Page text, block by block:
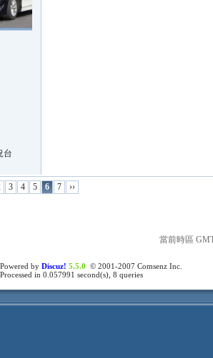
台
3 4 5 6 7 ››
當前時區
Powered by Discuz! 5.5.0 © 2001-2007 Comsenz Inc.
Processed in 0.057991 second(s), 8 queries